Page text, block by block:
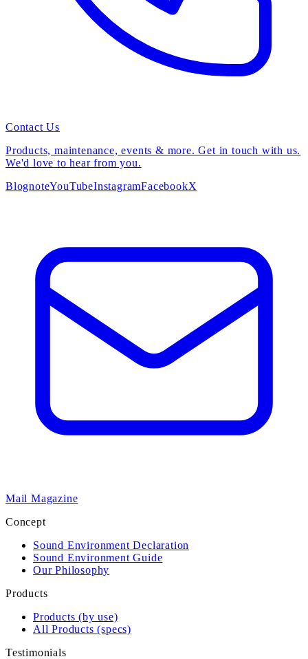
Contact Us
Products, maintenance, events & more. Get in touch with us.
We'd love to hear from you.
BlognoteYouTubeInstagramFacebookX
Mail Magazine
Concept
Sound Environment Declaration
Sound Environment Guide
Our Philosophy
Products
Products (by use)
All Products (specs)
Testimonials